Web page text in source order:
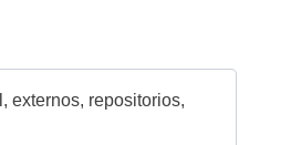
, externos, repositorios,